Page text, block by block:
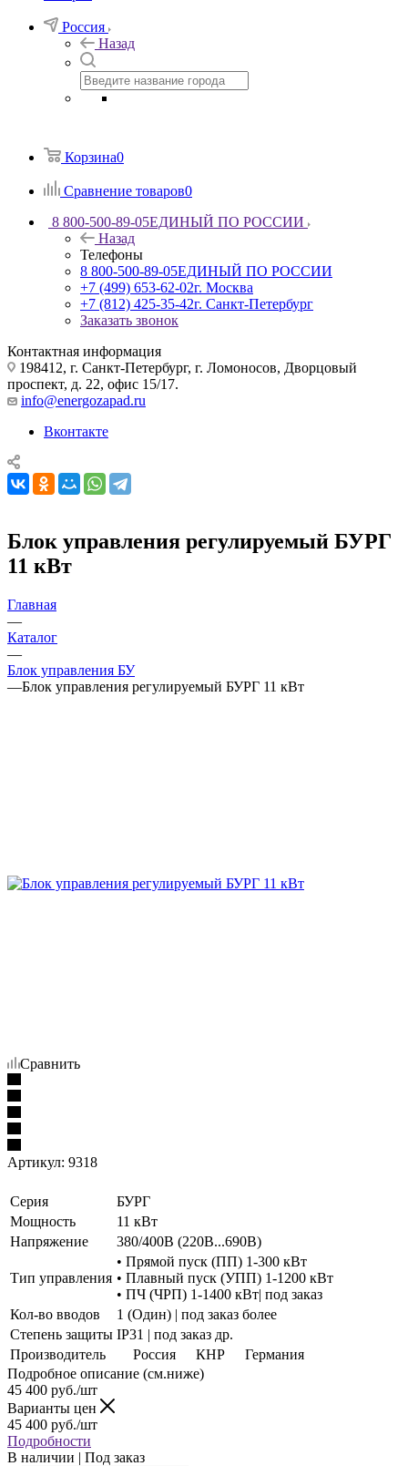
Россия
Назад
Корзина0
Сравнение товаров0
8 800-500-89-05ЕДИНЫЙ ПО РОССИИ
Назад
Телефоны
8 800-500-89-05ЕДИНЫЙ ПО РОССИИ
+7 (499) 653-62-02г. Москва
+7 (812) 425-35-42г. Санкт-Петербург
Заказать звонок
Контактная информация
198412, г. Санкт-Петербург, г. Ломоносов, Дворцовый
проспект, д. 22, офис 15/17.
info@energozapad.ru
Вконтакте
Блок управления регулируемый БУРГ
11 кВт
Главная
—
Каталог
—
Блок управления БУ
—Блок управления регулируемый БУРГ 11 кВт
Сравнить
Артикул: 9318
Серия
БУРГ
Мощность
11 кВт
Напряжение
380/400В (220В...690В)
Тип управления
• Прямой пуск (ПП) 1-300 кВт
• Плавный пуск (УПП) 1-1200 кВт
• ПЧ (ЧРП) 1-1400 кВт| под заказ
Кол-во вводов
1 (Один) | под заказ более
Степень защиты IP31 | под заказ др.
Производитель
Россия КНР
Германия
Подробное описание (см.ниже)
45 400 руб./шт
Варианты цен
45 400 руб./шт
Подробности
В наличии | Под заказ